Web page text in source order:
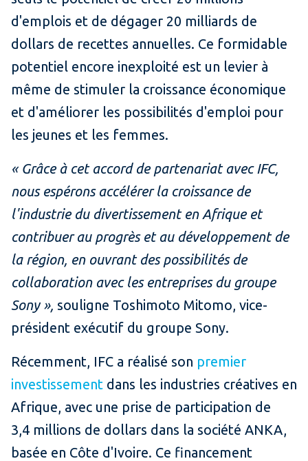
d'emplois et de dégager 20 milliards de
dollars de recettes annuelles. Ce formidable
potentiel encore inexploité est un levier à
même de stimuler la croissance économique
et d'améliorer les possibilités d'emploi pour
les jeunes et les femmes.
« Grâce à cet accord de partenariat avec IFC,
nous espérons accélérer la croissance de
l'industrie du divertissement en Afrique et
contribuer au progrès et au développement de
la région, en ouvrant des possibilités de
collaboration avec les entreprises du groupe
Sony », souligne Toshimoto Mitomo, vice-
président exécutif du groupe Sony.
Récemment, IFC a réalisé son premier
investissement dans les industries créatives en
Afrique, avec une prise de participation de
3,4 millions de dollars dans la société ANKA,
basée en Côte d'Ivoire. Ce financement